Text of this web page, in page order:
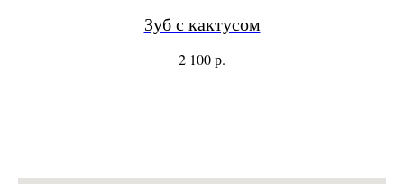
Зуб с кактусом
2 100р.